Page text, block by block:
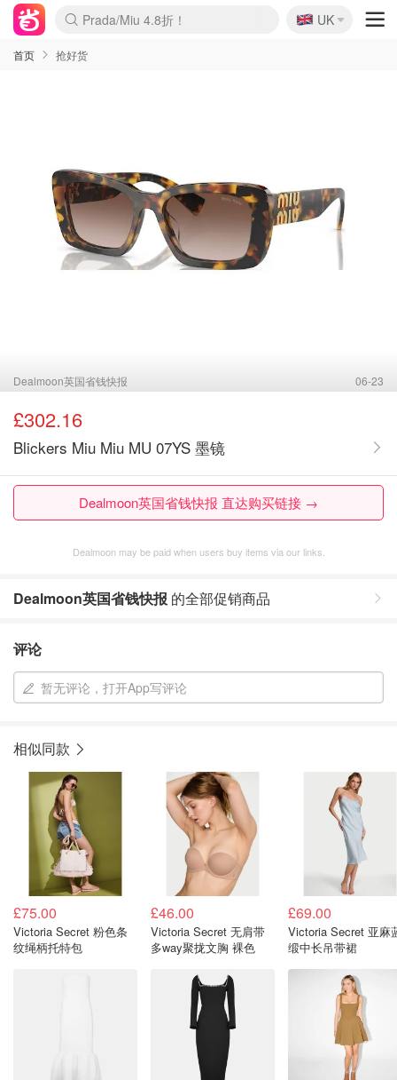
麦卢卡蜂蜜夏促！个位数！
Prada/Miu 4.8折！
啥？必胜客披萨5折！
🇬🇧
UK
首页 抢好货
Dealmoon英国省钱快报 06-23
£302.16
Blickers Miu Miu MU 07YS 墨镜
Dealmoon英国省钱快报 直达购买链接 →
Dealmoon may be paid when users buy items via our links.
Dealmoon英国省钱快报 的全部促销商品
评论
暂无评论，打开App写评论
相似同款
£75.00
Victoria Secret 粉色条
纹绳柄托特包
£46.00
Victoria Secret 无肩带
多way聚拢文胸 裸色
£69.00
Victoria Secret 亚麻
缎中长吊带裙